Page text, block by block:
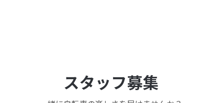
スタッフ募集